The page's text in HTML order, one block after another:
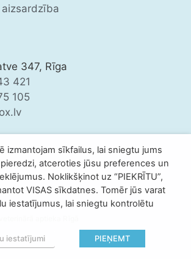
347, Rīga
421
105
aptieka Rīgā
izmantojam sīkfailus, lai sniegtu jums
atceroties jūsu preferences un
Noklikšķinot uz “PIEKRĪTU”,
VISAS sīkdatnes. Tomēr jūs varat
iestatījumus, lai sniegtu kontrolētu
iestatījumi PIEŅEMT